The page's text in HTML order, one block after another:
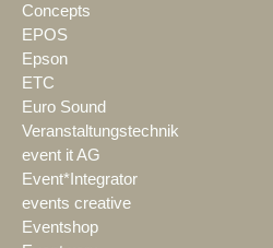
Concepts
EPOS
Epson
ETC
Euro Sound
Veranstaltungstechnik
event it AG
Event*Integrator
events creative
Eventshop